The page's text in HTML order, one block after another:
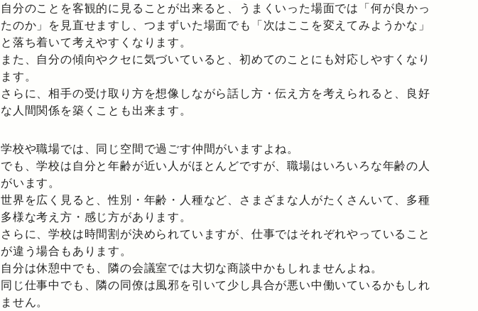
自分のことを客観的に見ることが出来ると、うまくいった場面では「何が良かっ
たのか」を見直せますし、つまずいた場面でも「次はここを変えてみようかな」
と落ち着いて考えやすくなります。
また、自分の傾向やクセに気づいていると、初めてのことにも対応しやすくなり
ます。
さらに、相手の受け取り方を想像しながら話し方・伝え方を考えられると、良好
な人間関係を築くことも出来ます。
学校や職場では、同じ空間で過ごす仲間がいますよね。
でも、学校は自分と年齢が近い人がほとんどですが、職場はいろいろな年齢の人
がいます。
世界を広く見ると、性別・年齢・人種など、さまざまな人がたくさんいて、多種
多様な考え方・感じ方があります。
さらに、学校は時間割が決められていますが、仕事ではそれぞれやっていること
が違う場合もあります。
自分は休憩中でも、隣の会議室では大切な商談中かもしれませんよね。
同じ仕事中でも、隣の同僚は風邪を引いて少し具合が悪い中働いているかもしれ
ません。